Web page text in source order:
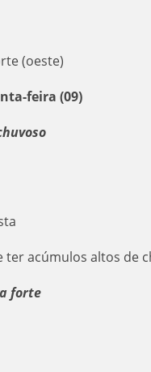
(oeste)
feira (09)
ter acúmulos altos de
forte